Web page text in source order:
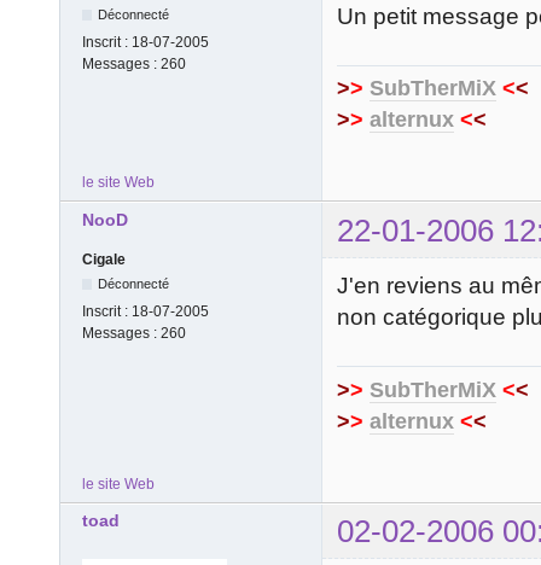
Déconnecté
Inscrit : 18-07-2005
Messages : 260
Un petit message
>> SubTherMiX <<
>> alternux <<
le site Web
NooD 22-01-2006
Cigale
Déconnecté
Inscrit : 18-07-2005
Messages : 260
J'en reviens au
non catégorique
>> SubTherMiX <<
>> alternux <<
le site Web
toad 02-02-2006